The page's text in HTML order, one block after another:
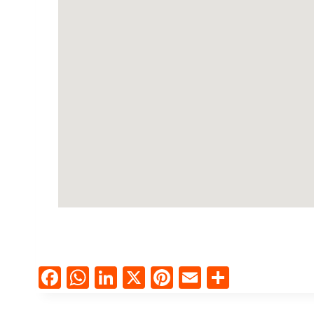
Facebook
WhatsApp
LinkedIn
X Pinterest
Email